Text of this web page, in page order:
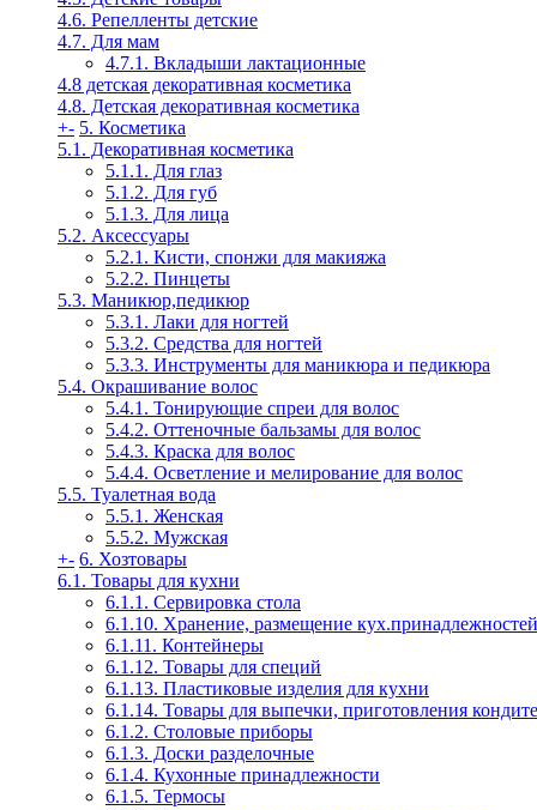
4.6. Репелленты детские
4.7. Для мам
4.7.1. Вкладыши лактационные
4.8 детская декоративная косметика
4.8. Детская декоративная косметика
+- 5. Косметика
5.1. Декоративная косметика
5.1.1. Для глаз
5.1.2. Для губ
5.1.3. Для лица
5.2. Аксессуары
5.2.1. Кисти, спонжи для макияжа
5.2.2. Пинцеты
5.3. Маникюр,педикюр
5.3.1. Лаки для ногтей
5.3.2. Средства для ногтей
5.3.3. Инструменты для маникюра и педикюра
5.4. Окрашивание волос
5.4.1. Тонирующие спреи для волос
5.4.2. Оттеночные бальзамы для волос
5.4.3. Краска для волос
5.4.4. Осветление и мелирование для волос
5.5. Туалетная вода
5.5.1. Женская
5.5.2. Мужская
+- 6. Хозтовары
6.1. Товары для кухни
6.1.1. Сервировка стола
6.1.10. Хранение, размещение кух.принадлежностей
6.1.11. Контейнеры
6.1.12. Товары для специй
6.1.13. Пластиковые изделия для кухни
6.1.14. Товары для выпечки, приготовления
6.1.2. Столовые приборы
6.1.3. Доски разделочные
6.1.4. Кухонные принадлежности
6.1.5. Термосы